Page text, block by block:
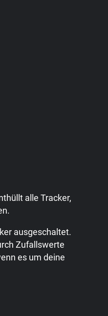
alle Tracker,
ausgeschaltet.
Zufallswerte
es um deine